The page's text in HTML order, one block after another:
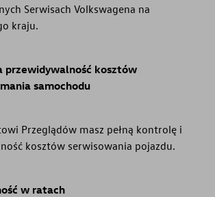
Serwisach Volkswagena na
kraju.
przewidywalność kosztów
samochodu
Przeglądów masz pełną kontrolę i
kosztów serwisowania pojazdu.
w ratach